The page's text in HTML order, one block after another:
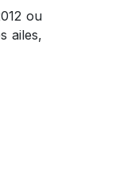
ou
ailes,